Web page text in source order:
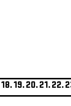
18.19.20.21.22.